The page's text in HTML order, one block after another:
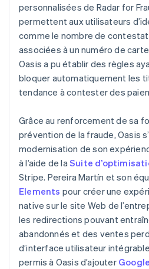
personnalisées de Radar for
permettent aux utilisateurs
comme le nombre de
associées à un numéro de
Oasis a pu établir des règles
bloquer automatiquement les
tendance à contester des
Grâce au renforcement de sa
prévention de la fraude, Oasis
modernisation de son
à l’aide de la Suite
Stripe. Pereira Martín et son
Elements pour créer une
native sur le site Web de
les redirections pouvant
abandonnés et des ventes
d’interface utilisateur
permis à Oasis d’ajouter